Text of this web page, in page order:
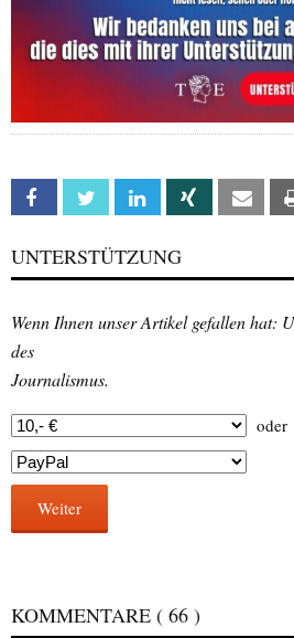
Facebook Twitter Linkedin Xing
UNTERSTÜTZUNG
Wenn Ihnen unser Artikel gefallen hat:
des
Journalismus.
oder
Weiter
KOMMENTARE ( 66 )